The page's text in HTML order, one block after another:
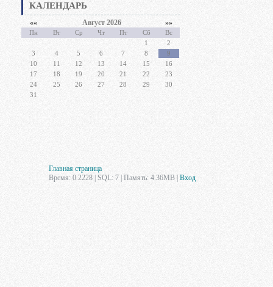
КАЛЕНДАРЬ
«« Август 2026 »»
Пн Вт Ср Чт Пт Сб
Вс
1
2
3
4 5 6 7 8
9
10
11 12 13 14 15
16
17
18 19 20 21 22
23
24
25 26 27 28 29
30
31
Главная страница
Время: 0.2228 | SQL: 7 | Память: 4.36MB Вход